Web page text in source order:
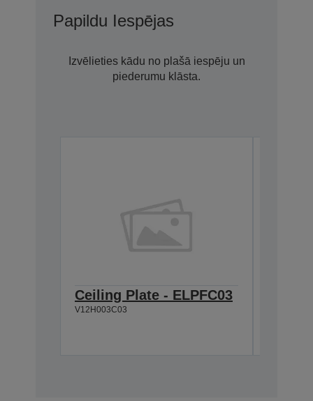
Papildu Iespējas
Izvēlieties kādu no plašā iespēju un
piederumu klāsta.
Ceiling Plate - ELPFC03
V12H003C03